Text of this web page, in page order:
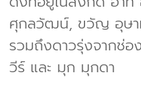
ศุกลวัฒน์, ขวัญ อุษา
รวมถึงดาวรุ่งจากช่อ
วีร์ และ มุก มุกดา